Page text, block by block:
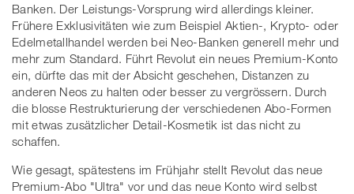
Banken. Der Leistungs-Vorsprung wird allerdings kleiner.
Frühere Exklusivitäten wie zum Beispiel Aktien-, Krypto- oder
Edelmetallhandel werden bei Neo-Banken generell mehr und
mehr zum Standard. Führt Revolut ein neues Premium-Konto
ein, dürfte das mit der Absicht geschehen, Distanzen zu
anderen Neos zu halten oder besser zu vergrössern. Durch
die blosse Restrukturierung der verschiedenen Abo-Formen
mit etwas zusätzlicher Detail-Kosmetik ist das nicht zu
schaffen.
Wie gesagt, spätestens im Frühjahr stellt Revolut das neue
Premium-Abo "Ultra" vor und das neue Konto wird selbst